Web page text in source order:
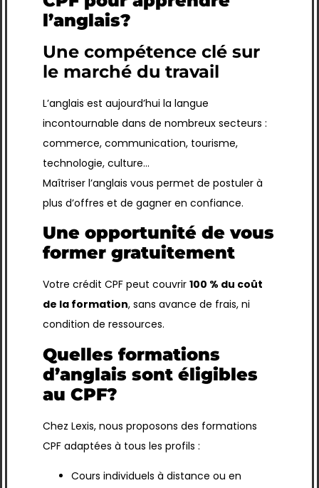
l’anglais?
Une compétence clé sur
le marché du travail
L’anglais est aujourd’hui la langue
incontournable dans de nombreux secteurs :
commerce, communication, tourisme,
technologie, culture…
Maîtriser l’anglais vous permet de postuler à
plus d’offres et de gagner en confiance.
Une opportunité de vous
former gratuitement
Votre crédit CPF peut couvrir 100 % du coût
de la formation, sans avance de frais, ni
condition de ressources.
Quelles formations
d’anglais sont éligibles
au CPF?
Chez Lexis, nous proposons des formations
CPF adaptées à tous les profils :
Cours individuels à distance ou en